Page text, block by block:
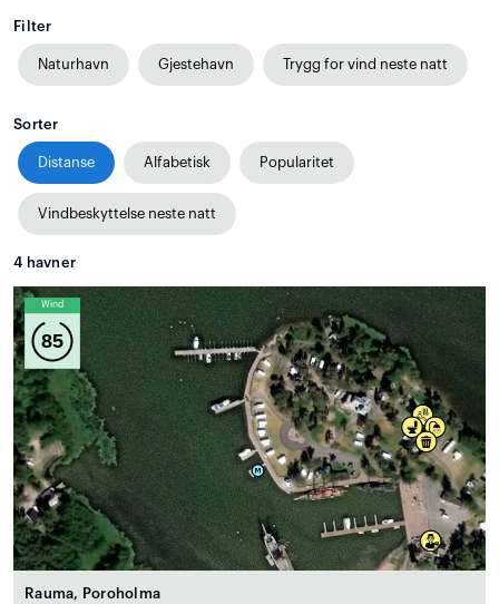
Filter
Naturhavn Gjestehavn Trygg for vind neste natt
Sorter
Distanse Alfabetisk Popularitet
Vindbeskyttelse neste natt
4 havner
Wind
85
Rauma, Poroholma